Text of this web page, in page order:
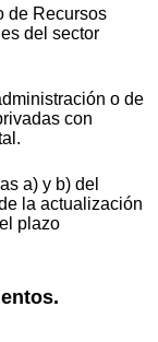
de Recursos
del sector
o de
con
a) y b) del
la actualización
plazo